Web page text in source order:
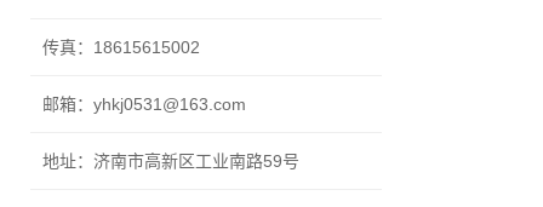
传真：18615615002
邮箱：yhkj0531@163.com
地址：济南市高新区工业南路59号